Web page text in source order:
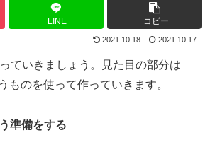
LINE コピー
2021.10.18 2021.10.17
ていきましょう。見た目の部分は
ものを使って作っていきます。
準備をする